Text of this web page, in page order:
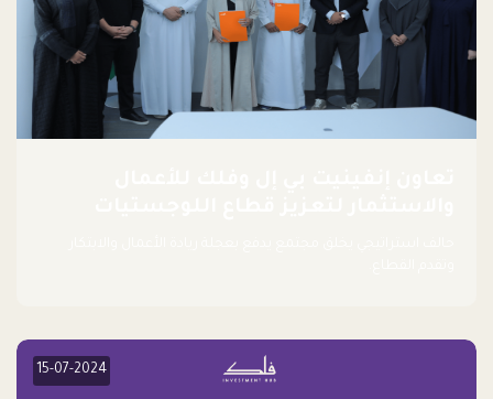
15-07-2024